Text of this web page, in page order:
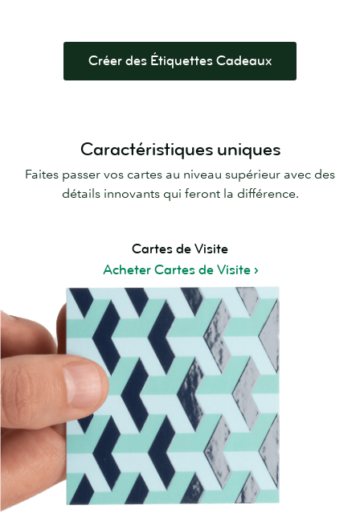
Créer des Étiquettes Cadeaux
Caractéristiques uniques
Faites passer vos cartes au niveau supérieur avec des
détails innovants qui feront la différence.
Cartes de Visite
Acheter Cartes de Visite